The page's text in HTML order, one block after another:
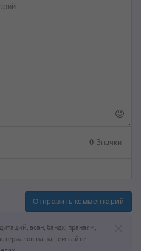
0 Значки
Отправить комментарий
асан, бандх, пранаям,
на нашем сайте